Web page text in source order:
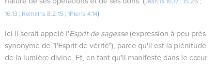
Jean 14.16,17 ; 15.26 ;
16.13 ; Romains 8.2 15 ; 1Pierre 4.14)
Ici il serait appelé l'Esprit de sagesse(expression à peu près
synonyme de "l'Esprit de vérité"), parce qu'il est la plénitude
de la lumière divine. Et, en tant qu'il manifeste dans le cœur